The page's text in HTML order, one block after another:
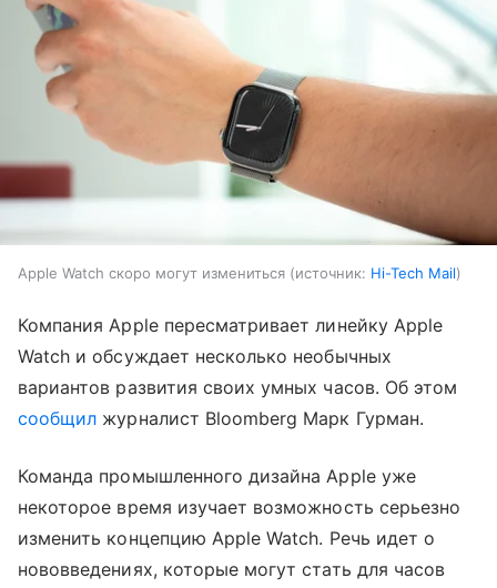
Apple Watch скоро могут измениться источник: Hi-Tech Mail
Компания Apple пересматривает линейку Apple
Watch и обсуждает несколько необычных
вариантов развития своих умных часов. Об этом
сообщил журналист Bloomberg Марк Гурман.
Команда промышленного дизайна Apple уже
некоторое время изучает возможность серьезно
изменить концепцию Apple Watch. Речь идет о
нововведениях, которые могут стать для часов